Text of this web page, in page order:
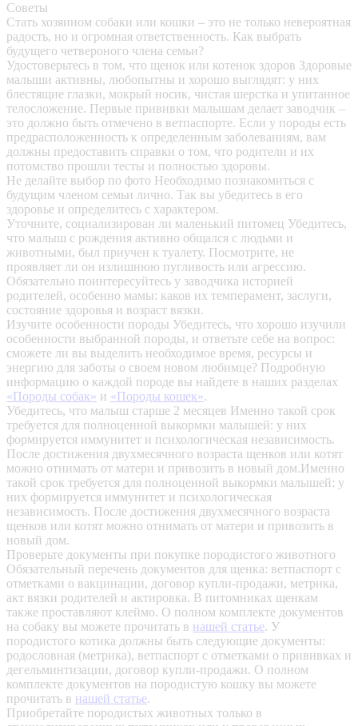
Советы
Стать хозяином собаки или кошки – это не только невероятная
радость, но и огромная ответственность. Как выбрать
будущего четвероного члена семьи?
Удостоверьтесь в том, что щенок или котенок здоров Здоровые
малыши активны, любопытны и хорошо выглядят: у них
блестящие глазки, мокрый носик, чистая шерстка и упитанное
телосложение. Первые прививки малышам делает заводчик –
это должно быть отмечено в ветпаспорте. Если у породы есть
предрасположенность к определенным заболеваниям, вам
должны предоставить справки о том, что родители и их
потомство прошли тесты и полностью здоровы.
Не делайте выбор по фото Необходимо познакомиться с
будущим членом семьи лично. Так вы убедитесь в его
здоровье и определитесь с характером.
Уточните, социализирован ли маленький питомец Убедитесь,
что малыш с рождения активно общался с людьми и
животными, был приучен к туалету. Посмотрите, не
проявляет ли он излишнюю пугливость или агрессию.
Обязательно поинтересуйтесь у заводчика историей
родителей, особенно мамы: каков их темперамент, заслуги,
состояние здоровья и возраст вязки.
Изучите особенности породы Убедитесь, что хорошо изучили
особенности выбранной породы, и ответьте себе на вопрос:
сможете ли вы выделить необходимое время, ресурсы и
энергию для заботы о своем новом любимце? Подробную
информацию о каждой породе вы найдете в наших разделах
«Породы собак» и «Породы кошек».
Убедитесь, что малыш старше 2 месяцев Именно такой срок
требуется для полноценной выкормки малышей: у них
формируется иммунитет и психологическая независимость.
После достижения двухмесячного возраста щенков или котят
можно отнимать от матери и привозить в новый дом.Именно
такой срок требуется для полноценной выкормки малышей: у
них формируется иммунитет и психологическая
независимость. После достижения двухмесячного возраста
щенков или котят можно отнимать от матери и привозить в
новый дом.
Проверьте документы при покупке породистого животного
Обязательный перечень документов для щенка: ветпаспорт с
отметками о вакцинации, договор купли-продажи, метрика,
акт вязки родителей и актировка. В питомниках щенкам
также проставляют клеймо. О полном комплекте документов
на собаку вы можете прочитать в нашей статье. У
породистого котика должны быть следующие документы:
родословная (метрика), ветпаспорт с отметками о прививках и
дегельминтизации, договор купли-продажи. О полном
комплекте документов на породистую кошку вы можете
прочитать в нашей статье.
Приобретайте породистых животных только в